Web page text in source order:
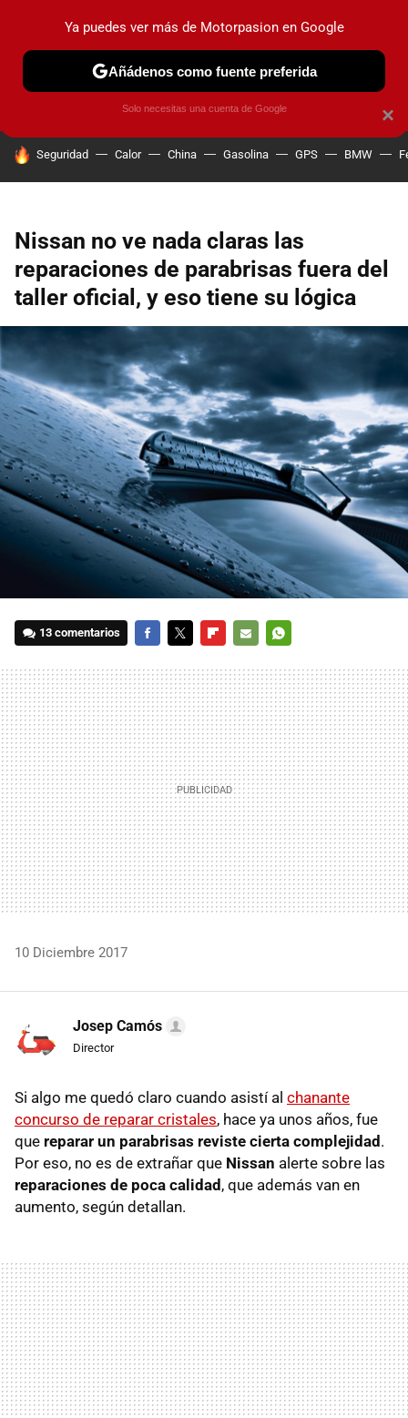
PRUEBAS COCHES ELÉCTRICOS OBSERVATORIO
HOY SE HABLA DE
Seguridad Calor China Gasolina GPS BMW
Nissan no ve nada claras las
reparaciones de parabrisas fuera del
taller oficial, y eso tiene su lógica
13 comentarios
MAIL
10 Diciembre 2017
Josep Camós
Director
Si algo me quedó claro cuando asistí al chanante
concurso de reparar cristales, hace ya unos años, fue
que reparar un parabrisas reviste cierta complejidad.
Por eso, no es de extrañar que Nissan alerte sobre las
reparaciones de poca calidad, que además van en
aumento, según detallan.
×
Ya puedes ver más de Motorpasion en Google
Añádenos como fuente preferida
Solo necesitas una cuenta de Google